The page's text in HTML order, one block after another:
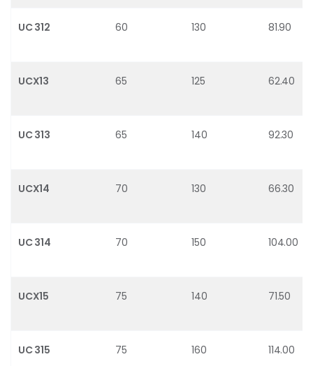
UC 312 60 130 81.90
UCX13 65 125 62.40
UC 313 65 140 92.30
UCX14 70 130 66.30
UC 314 70 150 104.00
UCX15 75 140 71.50
UC 315 75 160 114.00